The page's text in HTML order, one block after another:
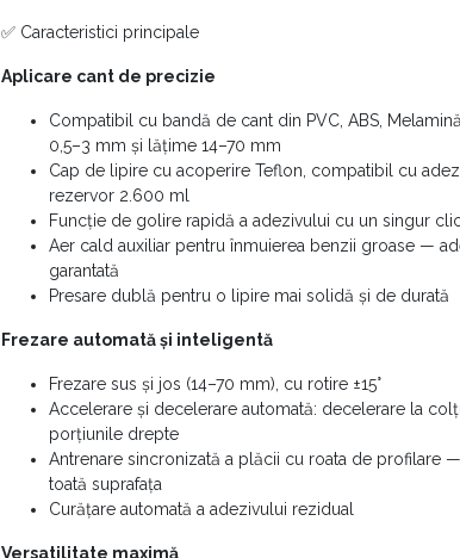
✅ Caracteristici principale
Aplicare cant de precizie
Compatibil cu bandă de cant din PVC, ABS,
0,5–3 mm și lățime 14–70 mm
Cap de lipire cu acoperire Teflon, compatibil cu
rezervor 2.600 ml
Funcție de golire rapidă a adezivului cu un singur
Aer cald auxiliar pentru înmuierea benzii groase —
garantată
Presare dublă pentru o lipire mai solidă și de durată
Frezare automată și inteligentă
Frezare sus și jos (14–70 mm), cu rotire ±15°
Accelerare și decelerare automată: decelerare la
porțiunile drepte
Antrenare sincronizată a plăcii cu roata de profilare
toată suprafața
Curățare automată a adezivului rezidual
Versatilitate maximă